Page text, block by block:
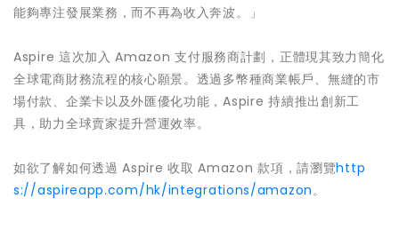
能夠專注發展業務，而不再為收入奔波。」
Aspire 這次加入 Amazon 支付服務商計劃，正體現其致力簡化
全球電商財務流程的核心願景。透過多幣種商業帳戶、無縫的市
場付款、企業卡以及外匯優化功能，Aspire 持續推出創新工
具，助力全球賣家提升營運效率。
如欲了解如何透過 Aspire 收取 Amazon 款項，請瀏覽http
s://aspireapp.com/hk/integrations/amazon。